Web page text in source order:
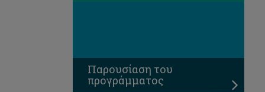
Παρουσίαση του
προγράμματος